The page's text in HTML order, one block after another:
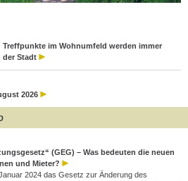
im Wohnumfeld werden immer
der Stadt
2026
(GEG) – Was bedeuten die neuen
und Mieter?
2024 das Gesetz zur Änderung des